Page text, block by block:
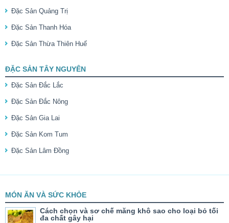
Đặc Sản Quảng Trị
Đặc Sản Thanh Hóa
Đặc Sản Thừa Thiên Huế
ĐẶC SẢN TÂY NGUYÊN
Đặc Sản Đắc Lắc
Đặc Sản Đắc Nông
Đặc Sản Gia Lai
Đặc Sản Kom Tum
Đặc Sản Lâm Đồng
MÓN ĂN VÀ SỨC KHỎE
Cách chọn và sơ chế măng khô sao cho loại bỏ tối
đa chất gây hại